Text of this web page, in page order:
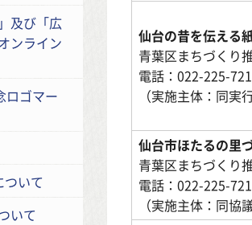
及び「広
ンライン
ロゴマー
いて
いて
仙台の昔を伝える
青葉区まちづくり
電話：022-225-
（実施主体：同実
仙台市ほたるの里
青葉区まちづくり
電話：022-225-
（実施主体：同協